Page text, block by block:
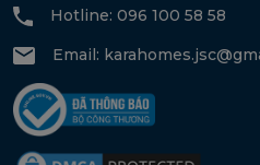
Hotline: 096 100 58 58
Email: